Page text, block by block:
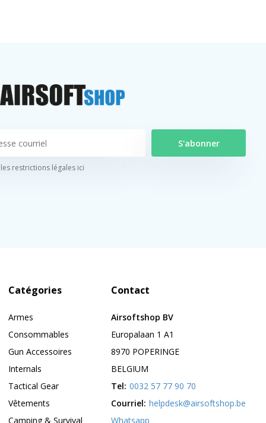
S'abonner
restrictions légales ici
Catégories
Armes
Consommables
Gun Accessoires
Internals
Tactical Gear
Vêtements
Camping & Survival
Contact
Airsoftshop BV
Europalaan 1 A1
8970 POPERINGE
BELGIUM
Tel: 0032 57 77 90 70
Courriel: helpdesk@airsoftshop.be
Whatsapp